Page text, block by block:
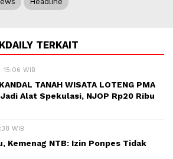
TERKAIT
WIB
TANAH WISATA LOTENG PMA
Alat Spekulasi, NJOP Rp20 Ribu
WIB
Kemenag NTB: Izin Ponpes Tidak